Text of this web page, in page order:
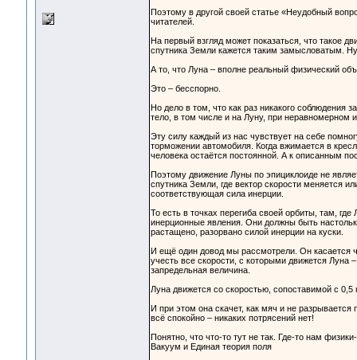
Поэтому в другой своей статье «Неудобный
читателей.
На первый взгляд может показаться, что такое
спутника Земли кажется таким замысловатым.
А то, что Луна – вполне реальный физический
Это – бесспорно.
Но дело в том, что как раз никакого соблюдения
тело, в том числе и на Луну, при неравномерном
Эту силу каждый из нас чувствует на себе
торможении автомобиля. Когда вжимается в
человека остаётся постоянной. А к описанным
Поэтому движение Луны по эпициклоиде не
спутника Земли, где вектор скорости меняется
соответствующая сила инерции.
То есть в точках перегиба своей орбиты, там,
инерционные явления. Они должны быть
растащено, разорвано силой инерции на куски.
И ещё один довод мы рассмотрели. Он касается
учесть все скорости, с которыми движется Луна
запредельная величина.
Луна движется со скоростью, сопоставимой с 0,5
И при этом она скачет, как мяч и не
всё спокойно – никаких потрясений нет!
Понятно, что что-то тут не так. Где-то нам
Вакуум и Единая теория поля